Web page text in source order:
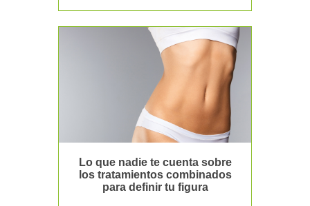
Lo que nadie te cuenta sobre
los tratamientos combinados
para definir tu figura